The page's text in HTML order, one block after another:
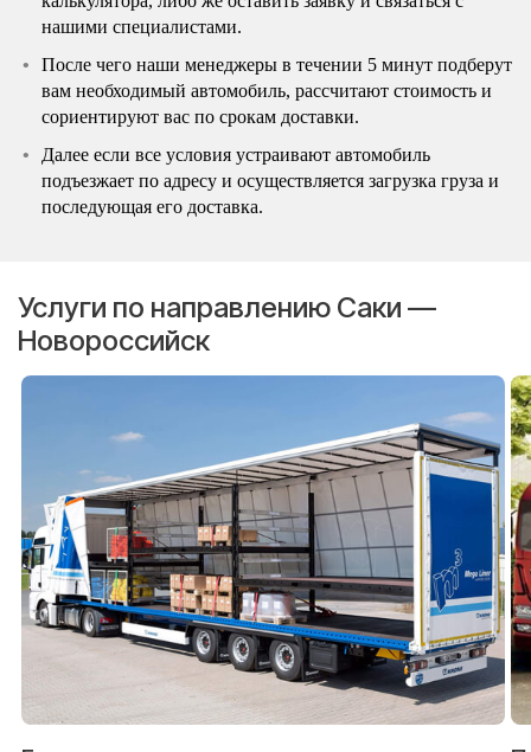
нашими специалистами.
После чего наши менеджеры в течении 5 минут подберут
вам необходимый автомобиль, рассчитают стоимость и
сориентируют вас по срокам доставки.
Далее если все условия устраивают автомобиль
подъезжает по адресу и осуществляется загрузка груза и
последующая его доставка.
Услуги по направлению Саки —
Новороссийск